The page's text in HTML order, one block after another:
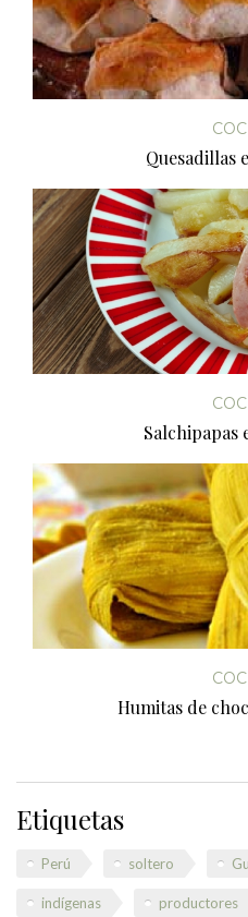
Quesadillas
Salchipapas
Humitas de
Etiquetas
Perú soltero
indígenas productores